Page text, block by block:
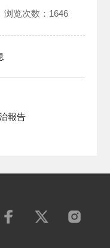
浏览次数： 1646
報告